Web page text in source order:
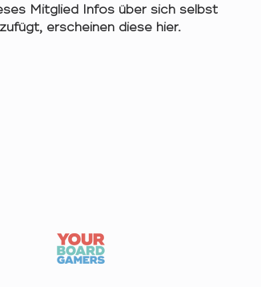
Mitglied Infos über sich selbst
erscheinen diese hier.